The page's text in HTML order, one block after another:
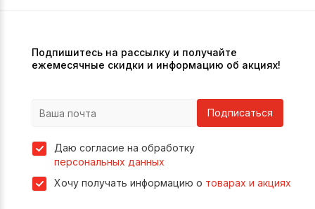
Подпишитесь на рассылку и получайте
ежемесячные скидки и информацию об акциях!
Подписаться
Даю согласие на обработку
персональных данных
Хочу получать информацию о товарах и акциях